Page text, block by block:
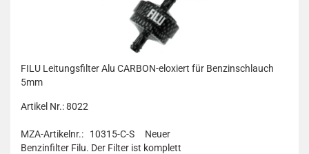
FILU Leitungsfilter Alu CARBON-eloxiert für Benzinschlauch
5mm
Artikel Nr.: 8022
MZA-Artikelnr.: 10315-C-S
Neuer
Benzinfilter Filu. Der Filter ist komplett